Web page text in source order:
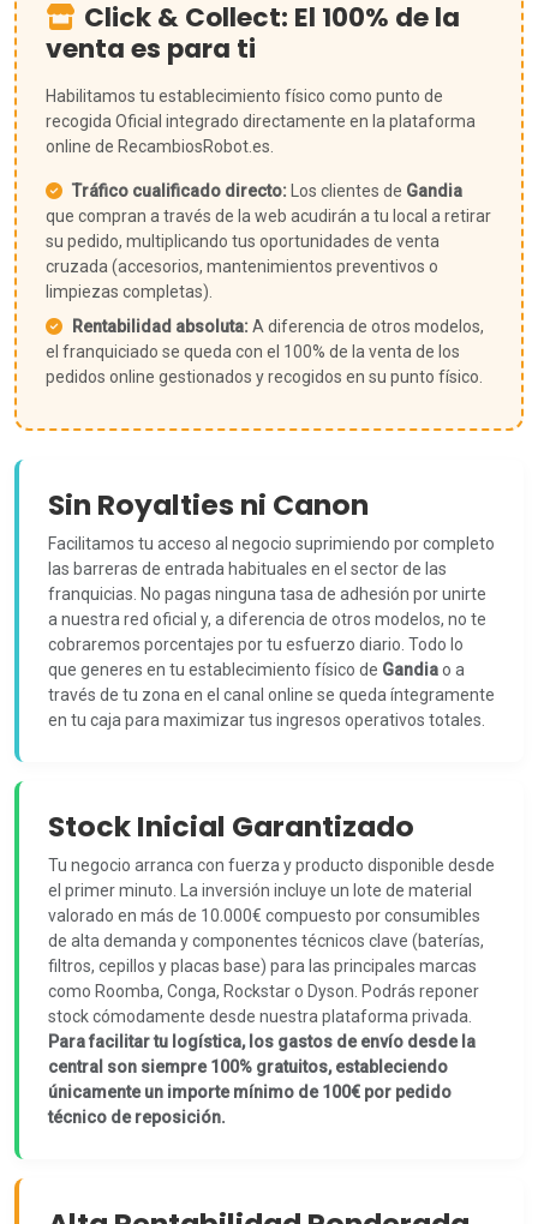
Click & Collect: El 100% de la
venta es para ti
Habilitamos tu establecimiento físico como punto de
recogida Oficial integrado directamente en la plataforma
online de RecambiosRobot.es.
Tráfico cualificado directo: Los clientes de Gandia
que compran a través de la web acudirán a tu local a retirar
su pedido, multiplicando tus oportunidades de venta
cruzada (accesorios, mantenimientos preventivos o
limpiezas completas).
Rentabilidad absoluta:A diferencia de otros modelos,
el franquiciado se queda con el 100% de la venta de los
pedidos online gestionados y recogidos en su punto físico.
Sin Royalties ni Canon
Facilitamos tu acceso al negocio suprimiendo por completo
las barreras de entrada habituales en el sector de las
franquicias. No pagas ninguna tasa de adhesión por unirte
a nuestra red oficial y, a diferencia de otros modelos, no te
cobraremos porcentajes por tu esfuerzo diario. Todo lo
que generes en tu establecimiento físico de Gandiao a
través de tu zona en el canal online se queda íntegramente
en tu caja para maximizar tus ingresos operativos totales.
Stock Inicial Garantizado
Tu negocio arranca con fuerza y producto disponible desde
el primer minuto. La inversión incluye un lote de material
valorado en más de 10.000€ compuesto por consumibles
de alta demanda y componentes técnicos clave (baterías,
filtros, cepillos y placas base) para las principales marcas
como Roomba, Conga, Rockstar o Dyson. Podrás reponer
stock cómodamente desde nuestra plataforma privada.
Para facilitar tu logística, los gastos de envío desde la
central son siempre 100% gratuitos, estableciendo
únicamente un importe mínimo de 100€ por pedido
técnico de reposición.